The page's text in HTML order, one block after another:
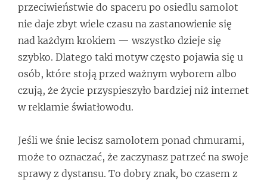
przeciwieństwie do spaceru po osiedlu samolot
nie daje zbyt wiele czasu na zastanowienie się
nad każdym krokiem — wszystko dzieje się
szybko. Dlatego taki motyw często pojawia się u
osób, które stoją przed ważnym wyborem albo
czują, że życie przyspieszyło bardziej niż internet
w reklamie światłowodu.
Jeśli we śnie lecisz samolotem ponad chmurami,
może to oznaczać, że zaczynasz patrzeć na swoje
sprawy z dystansu. To dobry znak, bo czasem z